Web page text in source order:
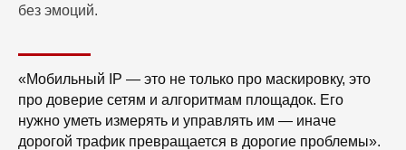
без эмоций.
«Мобильный IP — это не только про маскировку, это
про доверие сетям и алгоритмам площадок. Его
нужно уметь измерять и управлять им — иначе
дорогой трафик превращается в дорогие проблемы».
ПЕРЕЙТИ В ЛК